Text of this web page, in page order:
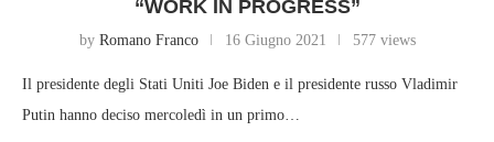
“WORK IN PROGRESS”
by Romano Franco 16 Giugno 2021 577 views
Il presidente degli Stati Uniti Joe Biden e il presidente russo Vladimir
Putin hanno deciso mercoledì in un primo…